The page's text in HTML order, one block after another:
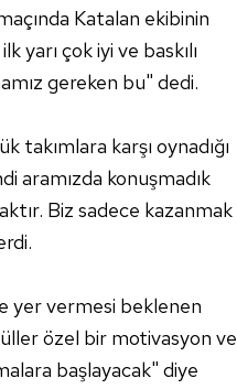
Katalan ekibinin
çok iyi ve baskılı
gereken bu" dedi.
karşı oynadığı
aramızda konuşmadık
Biz sadece kazanmak
yer vermesi beklenen
özel bir motivasyon ve
başlayacak" diye